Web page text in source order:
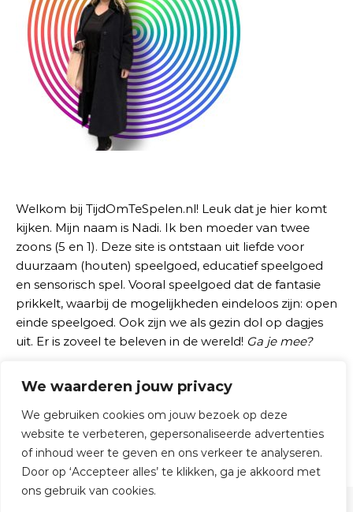
We waarderen jouw privacy
We gebruiken cookies om jouw bezoek op deze
website te verbeteren, gepersonaliseerde advertenties
of inhoud weer te geven en ons verkeer te analyseren.
Door op ‘Accepteer alles’ te klikken, ga je akkoord met
ons gebruik van cookies.
Welkom bij TijdOmTeSpelen.nl! Leuk dat je hier komt
kijken. Mijn naam is Nadi. Ik ben moeder van twee
zoons (5 en 1). Deze site is ontstaan uit liefde voor
duurzaam (houten) speelgoed, educatief speelgoed
en sensorisch spel. Vooral speelgoed dat de fantasie
prikkelt, waarbij de mogelijkheden eindeloos zijn: open
einde speelgoed. Ook zijn we als gezin dol op dagjes
uit. Er is zoveel te beleven in de wereld! Ga je mee?